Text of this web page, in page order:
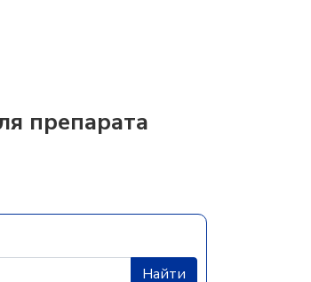
препарата
Найти